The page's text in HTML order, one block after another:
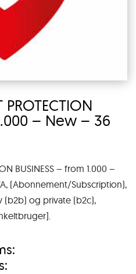
PROTECTION
– New – 36
BUSINESS – from 1.000 –
(Abonnement/Subscription),
(b2b) og private (b2c),